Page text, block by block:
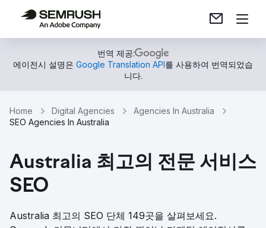
번역 제공:
에이전시 설명은 Google Translation API를 사용하여 번역되었습
니다.
Home Digital Agencies
Agencies In Australia
SEO Agencies In Australia
Australia 최고의 전문 서비스
SEO
Australia 최고의 SEO 단체 149곳을 살펴보세요.